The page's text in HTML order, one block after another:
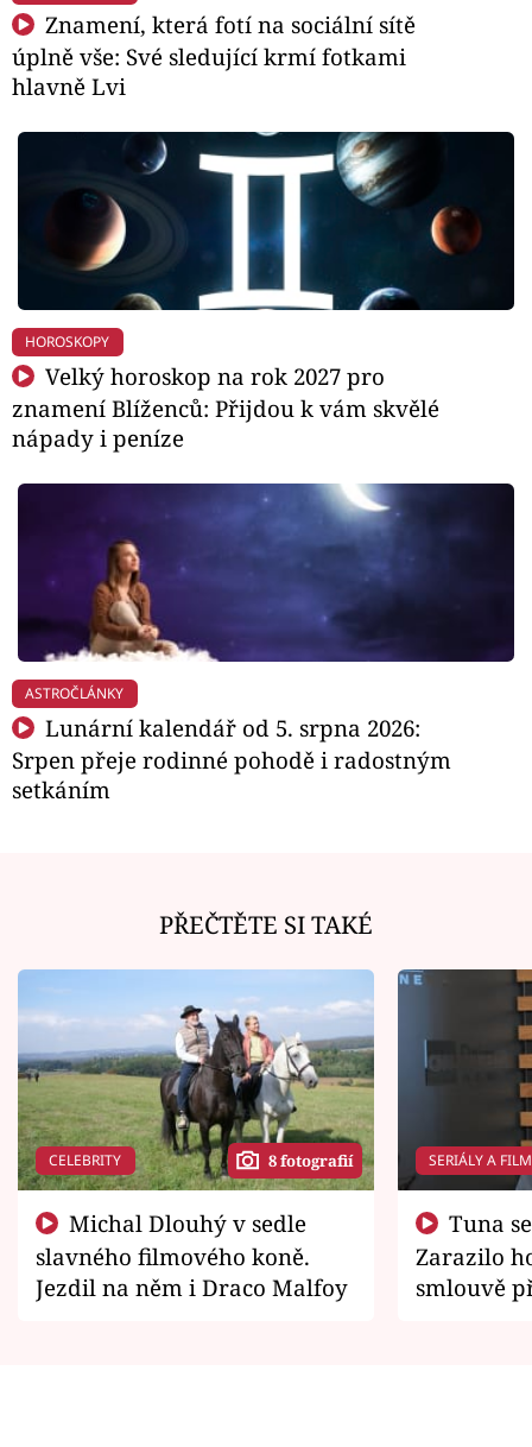
Znamení, která fotí na sociální sítě
úplně vše: Své sledující krmí fotkami
hlavně Lvi
HOROSKOPY
Velký horoskop na rok 2027 pro
znamení Blíženců: Přijdou k vám skvělé
nápady i peníze
ASTROČLÁNKY
Lunární kalendář od 5. srpna 2026:
Srpen přeje rodinné pohodě i radostným
setkáním
PŘEČTĚTE SI TAKÉ
CELEBRITY 8 fotografií
slavného filmového koně.
Jezdil na něm i Draco Malfoy
SERIÁLY A
Zarazilo
smlouvě